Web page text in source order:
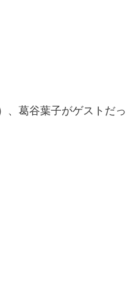
、葛谷葉子がゲストだっ